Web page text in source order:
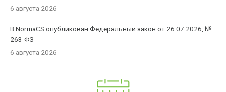
6 августа 2026
В NormaCS опубликован Федеральный закон от 26.07.2026, №
263-ФЗ
6 августа 2026